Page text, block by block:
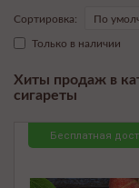
Сортировка:
Только в наличии
Хиты продаж в
сигареты
Бесплатная